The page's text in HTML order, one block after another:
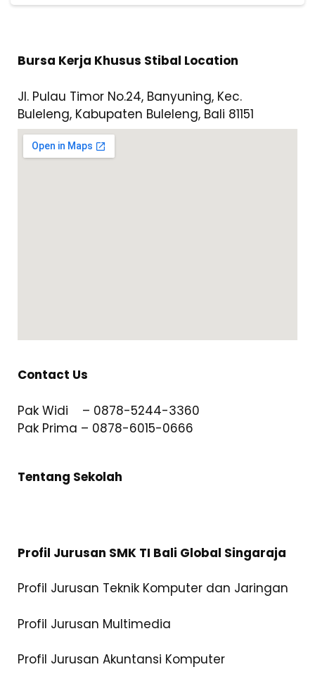
Bursa Kerja Khusus Stibal Location
Jl. Pulau Timor No.24, Banyuning, Kec.
Buleleng, Kabupaten Buleleng, Bali 81151
Contact Us
Pak Widi – 0878-5244-3360
Pak Prima – 0878-6015-0666
Tentang Sekolah
Profil Jurusan SMK TI Bali Global Singaraja
Profil Jurusan Teknik Komputer dan Jaringan
Profil Jurusan Multimedia
Profil Jurusan Akuntansi Komputer